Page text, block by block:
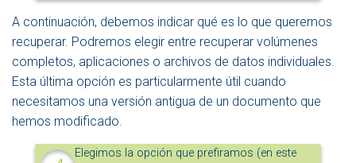
A continuación, debemos indicar qué es lo que queremos
recuperar. Podremos elegir entre recuperar volúmenes
completos, aplicaciones o archivos de datos individuales.
Esta última opción es particularmente útil cuando
necesitamos una versión antigua de un documento que
hemos modificado.
Elegimos la opción que prefiramos (en este